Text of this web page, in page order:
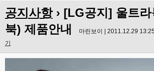
공지사항› [LG공지] 울트라
북) 제품안내
마린보이 | 2011.12.29
기